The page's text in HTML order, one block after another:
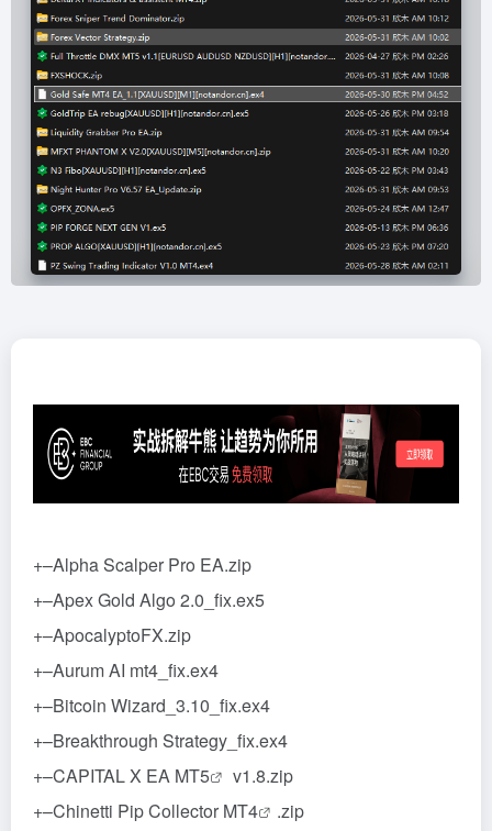
+–Alpha Scalper Pro EA.zip
+–Apex Gold Algo 2.0_fix.ex5
+–ApocalyptoFX.zip
+–Aurum AI mt4_fix.ex4
+–Bitcoin Wizard_3.10_fix.ex4
+–Breakthrough Strategy_fix.ex4
+–CAPITAL X EA MT5
v1.8.zip
+–Chinetti Pip Collector MT4
.zip